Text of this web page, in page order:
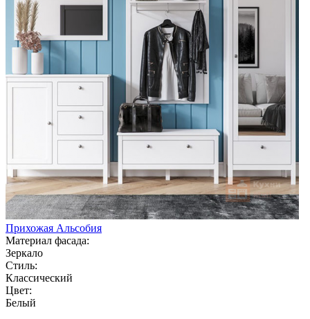
Прихожая Альсобия
Материал фасада:
Зеркало
Стиль:
Классический
Цвет:
Белый